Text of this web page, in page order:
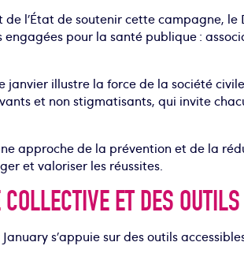
de l’État de soutenir cette campagne,
engagées pour la santé publique :
janvier illustre la force de la société
et non stigmatisants, qui invite
approche de la prévention et de la
et valoriser les réussites.
ET DES
s’appuie sur des outils